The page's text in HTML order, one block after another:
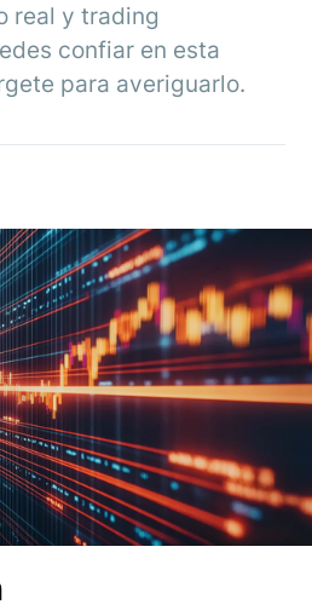
real y trading
confiar en esta
para averiguarlo.